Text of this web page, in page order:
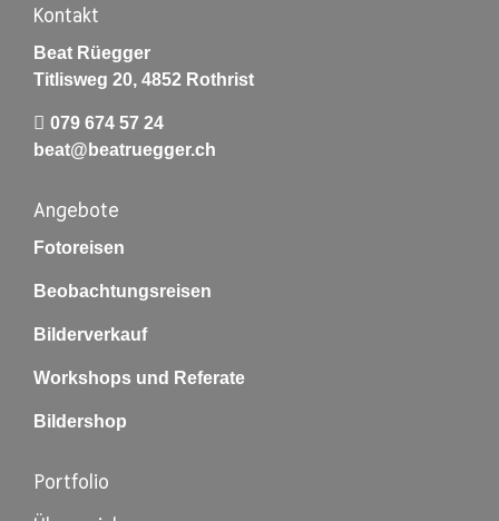
Kontakt
Beat Rüegger
Titlisweg 20, 4852 Rothrist
079 674 57 24
beat@beatruegger.ch
Angebote
Fotoreisen
Beobachtungsreisen
Bilderverkauf
Workshops und Referate
Bildershop
Portfolio